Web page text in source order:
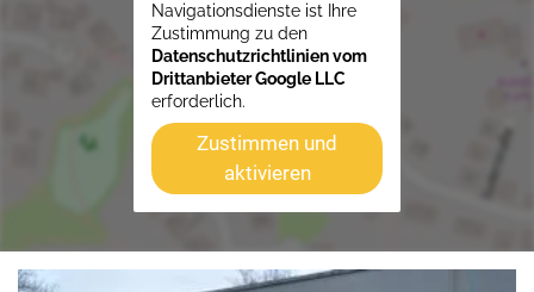
Navigationsdienste ist Ihre
Zustimmung zu den
Datenschutzrichtlinien vom
Drittanbieter Google LLC
erforderlich.
Zustimmen und
aktivieren